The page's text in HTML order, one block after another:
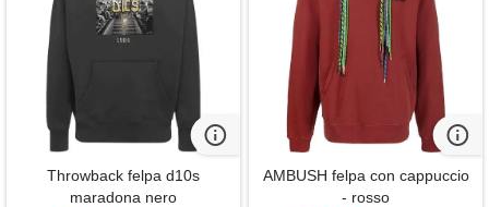
Throwback felpa d10s
maradona nero
AMBUSH felpa con cappuccio
- rosso